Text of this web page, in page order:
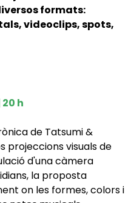
formats:
videoclips, spots,
h
de Tatsumi &
projeccions visuals de
d'una càmera
la proposta
on les formes, colors i